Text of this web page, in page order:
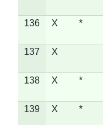
136 X *
137 X
138 X *
139 X *